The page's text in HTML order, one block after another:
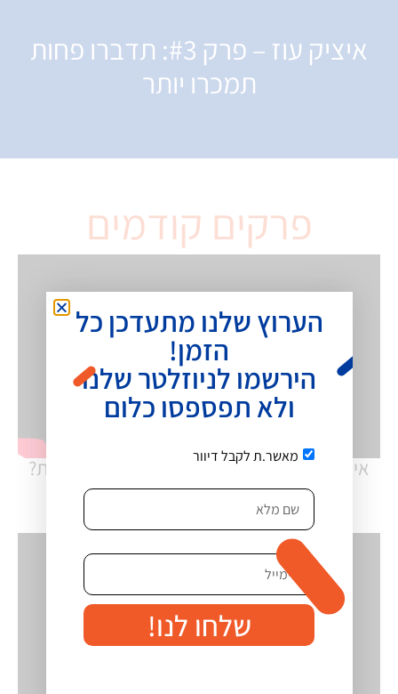
איציק עוז – פרק #3: תדברו פחות
תמכרו יותר
פרקים קודמים
איציק עוז – פרק #2: רוצים לסגור יותר עסקאות?
תפסיקו לעשות שיחות מכירה
הערוץ שלנו מתעדכן כל
הזמן!
הירשמו לניוזלטר שלנו
ולא תפספסו כלום
מאשר.ת לקבל דיוור
שלחו לנו!